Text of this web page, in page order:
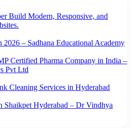
Build Modern, Responsive, and
– Sadhana Educational Academy
Certified Pharma Company in India –
Pvt Ltd
Cleaning Services in Hyderabad
Shaikpet Hyderabad – Dr Vindhya